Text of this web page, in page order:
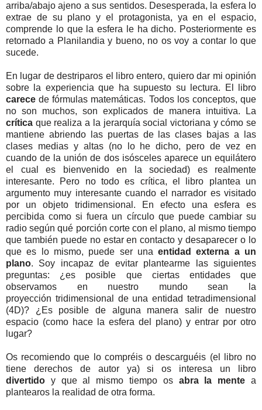
arriba/abajo ajeno a sus sentidos. Desesperada, la esfera lo
extrae de su plano y el protagonista, ya en el espacio,
comprende lo que la esfera le ha dicho. Posteriormente es
retornado a Planilandia y bueno, no os voy a contar lo que
sucede.
En lugar de destriparos el libro entero, quiero dar mi opinión
sobre la experiencia que ha supuesto su lectura. El libro
carece de fórmulas matemáticas. Todos los conceptos, que
no son muchos, son explicados de manera intuitiva. La
crítica que realiza a la jerarquía social victoriana y cómo se
mantiene abriendo las puertas de las clases bajas a las
clases medias y altas (no lo he dicho, pero de vez en
cuando de la unión de dos isósceles aparece un equilátero
el cual es bienvenido en la sociedad) es realmente
interesante. Pero no todo es crítica, el libro plantea un
argumento muy interesante cuando el narrador es visitado
por un objeto tridimensional. En efecto una esfera es
percibida como si fuera un círculo que puede cambiar su
radio según qué porción corte con el plano, al mismo tiempo
que también puede no estar en contacto y desaparecer o lo
que es lo mismo, puede ser unaentidad externa a un
plano. Soy incapaz de evitar plantearme las siguientes
preguntas: ¿es posible que ciertas entidades que
observamos en nuestro mundo sean la
proyección tridimensional de una entidad tetradimensional
(4D)? ¿Es posible de alguna manera salir de nuestro
espacio (como hace la esfera del plano) y entrar por otro
lugar?
Os recomiendo que lo compréis o descarguéis (el libro no
tiene derechos de autor ya) si os interesa un libro
divertido y que al mismo tiempo os abra la mente a
plantearos la realidad de otra forma.